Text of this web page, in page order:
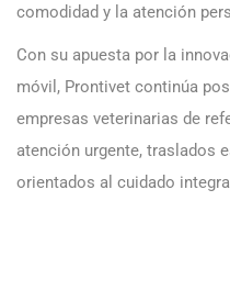
comodidad y la atención
Con su apuesta por la
móvil, Prontivet continúa
empresas veterinarias de
atención urgente, traslados
orientados al cuidado